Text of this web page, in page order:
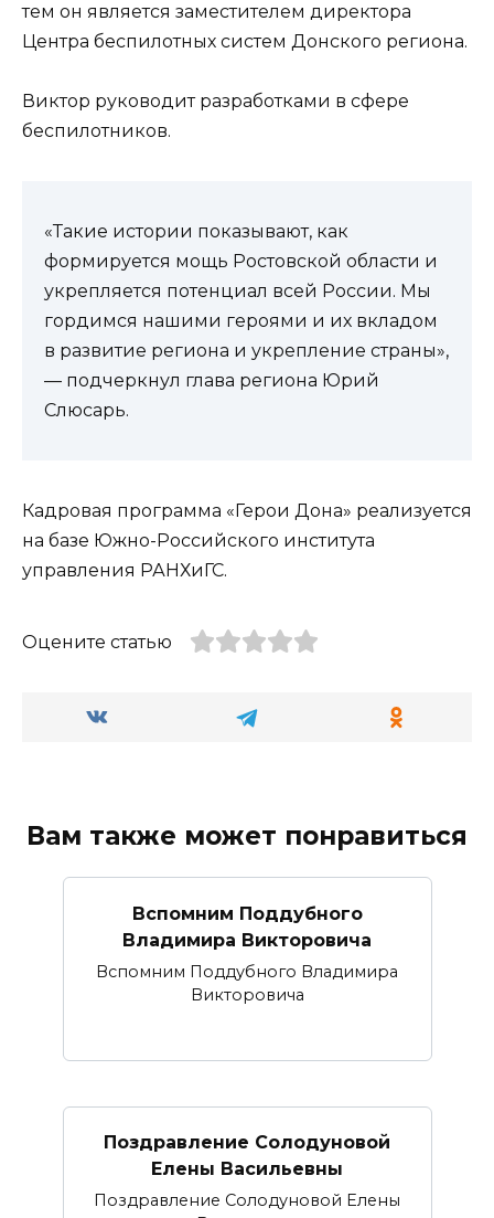
тем он является заместителем директора
Центра беспилотных систем Донского региона.
Виктор руководит разработками в сфере
беспилотников.
«Такие истории показывают, как
формируется мощь Ростовской области и
укрепляется потенциал всей России. Мы
гордимся нашими героями и их вкладом
в развитие региона и укрепление страны»,
— подчеркнул глава региона Юрий
Слюсарь.
Кадровая программа «Герои Дона» реализуется
на базе Южно-Российского института
управления РАНХиГС.
Оцените статью
Вам также может понравиться
Вспомним Поддубного
Владимира Викторовича
Вспомним Поддубного Владимира
Викторовича
Поздравление Солодуновой
Елены Васильевны
Поздравление Солодуновой Елены